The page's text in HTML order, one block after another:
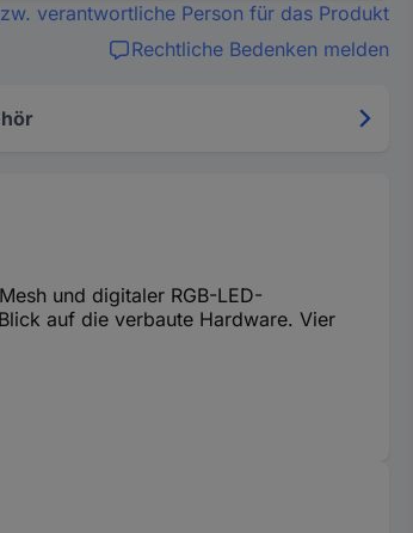
verantwortliche Person für das Produkt
Rechtliche Bedenken melden
und digitaler RGB-LED-
auf die verbaute Hardware. Vier